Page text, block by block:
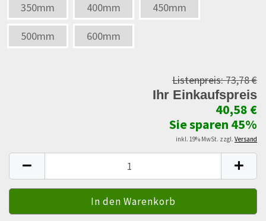
350mm 400mm 450mm
500mm 600mm
Listenpreis:73,78 €
Ihr Einkaufspreis
40,58 €
Sie sparen 45%
inkl. 19% MwSt. zzgl. Versand